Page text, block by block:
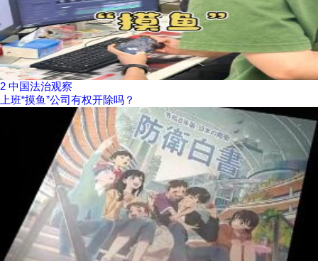
2 中国法治观察
上班“摸鱼”公司有权开除吗？